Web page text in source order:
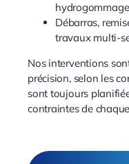
Débarras,
travaux multi-
Nos interventions
précision, selon les
sont toujours
contraintes de